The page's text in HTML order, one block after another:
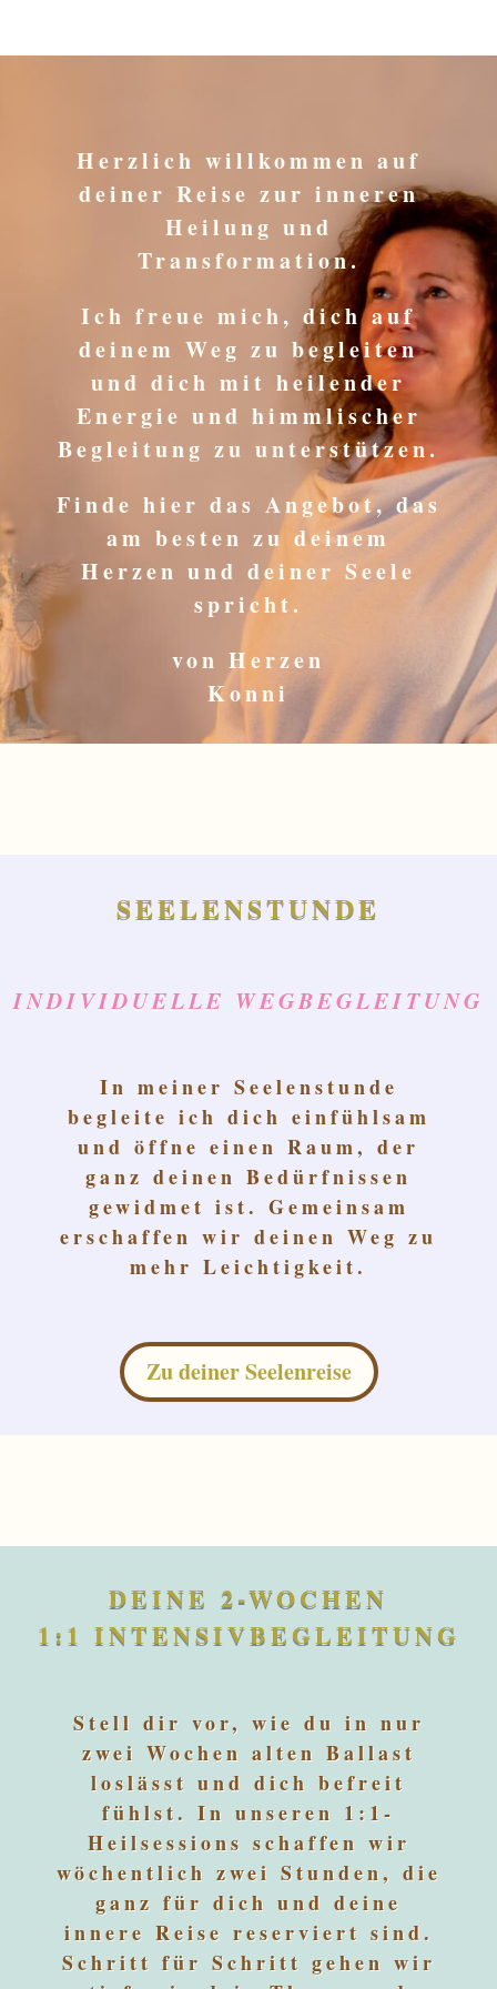
Herzlich willkommen auf
deiner Reise zur inneren
Heilung und
Transformation.
Ich freue mich, dich auf
deinem Weg zu begleiten
und dich mit heilender
Energie und himmlischer
Begleitung zu unterstützen.
Finde hier das Angebot, das
am besten zu deinem
Herzen und deiner Seele
spricht.
von Herzen
Konni
SEELENSTUNDE
INDIVIDUELLE WEGBEGLEITUNG
In meiner Seelenstunde
begleite ich dich einfühlsam
und öffne einen Raum, der
ganz deinen Bedürfnissen
gewidmet ist. Gemeinsam
erschaffen wir deinen Weg zu
mehr Leichtigkeit.
Zu deiner Seelenreise
DEINE 2-WOCHEN
1:1 INTENSIVBEGLEITUNG
Stell dir vor, wie du in nur
zwei Wochen alten Ballast
loslässt und dich befreit
fühlst. In unseren 1:1-
Heilsessions schaffen wir
wöchentlich zwei Stunden, die
ganz für dich und deine
innere Reise reserviert sind.
Schritt für Schritt gehen wir